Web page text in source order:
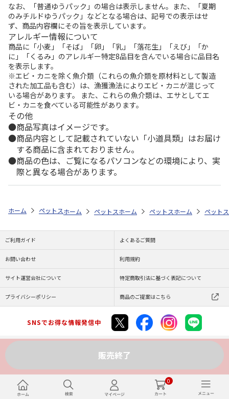
0
なお、「普通ゆうパック」の場合は表示しません。また、「夏期
のみチルドゆうパック」などとなる場合は、記号での表示はせ
ず、商品内容欄にその旨を表示しています。
アレルギー情報について
商品に「小麦」「そば」「卵」「乳」「落花生」「えび」「か
に」「くるみ」のアレルギー特定8品目を含んでいる場合に品目名
を表示します。
※エビ・カニを除く魚介類（これらの魚介類を原材料として製造
された加工品も含む）は、漁獲漁法によりエビ・カニが混じって
いる場合があります。 また、これらの魚介類は、エサとしてエ
ビ・カニを食べている可能性があります。
その他
商品写真はイメージです。
商品内容として記載されていない「小道具類」はお届け
する商品に含まれておりません。
商品の色は、ご覧になるパソコンなどの環境により、実
際と異なる場合があります。
販売終了
ホーム ペットストア フード ドライフード（犬用） マースジャ
ホーム ペットストア ペットストアのらくらく定期
ホーム ペットストア ペットス
ホーム ペット
ご利用ガイド よくあるご質問
お問い合わせ 利用規約
サイト運営会社について 特定商取引法に基づく表記について
プライバシーポリシー 商品のご提案はこちら
SNSでお得な情報発信中